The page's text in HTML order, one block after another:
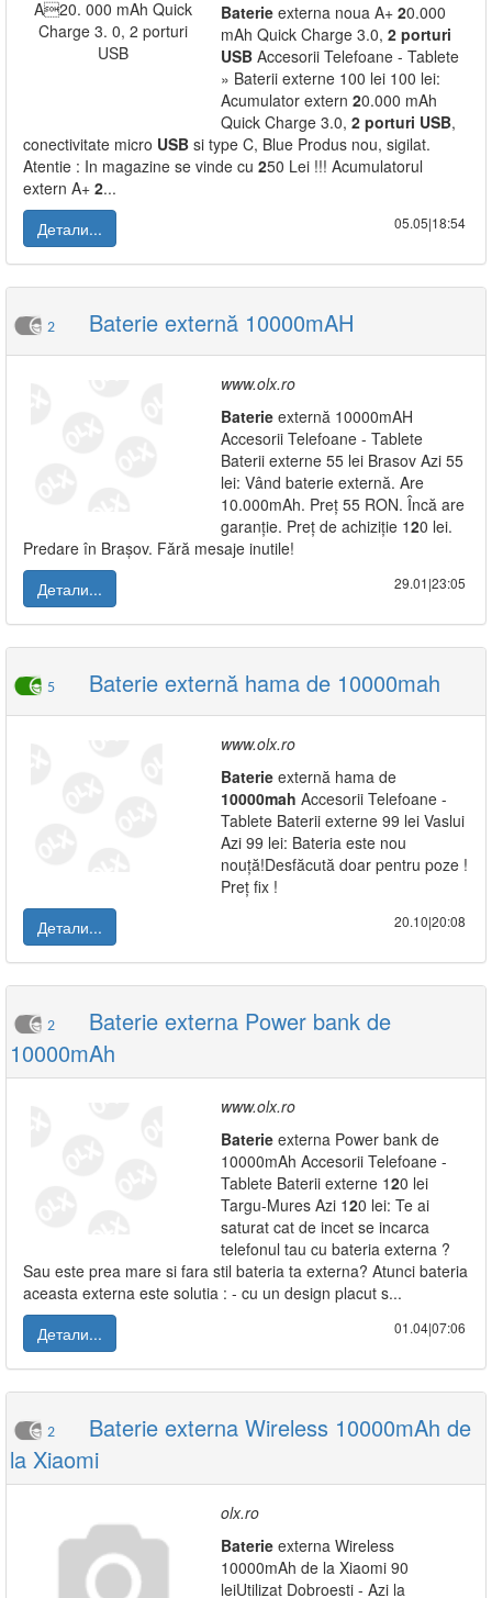
Baterie externa noua A+ 20.000
mAh Quick Charge 3.0, 2 porturi
USB Accesorii Telefoane - Tablete
» Baterii externe 100 lei 100 lei:
Acumulator extern 20.000 mAh
Quick Charge 3.0, 2 porturi USB,
conectivitate micro USB si type C, Blue Produs nou, sigilat.
Atentie : In magazine se vinde cu 250 Lei !!! Acumulatorul
extern A+ 2...
Детали...
05.05|18:54
2 Baterie externă 10000mAH
www.olx.ro
Baterie externă 10000mAH
Accesorii Telefoane - Tablete
Baterii externe 55 lei Brasov Azi 55
lei: Vând baterie externă. Are
10.000mAh. Preț 55 RON. Încă are
garanție. Preț de achiziție 120 lei.
Predare în Brașov. Fără mesaje inutile!
Детали...
29.01|23:05
5 Baterie externă hama de 10000mah
www.olx.ro
Baterie externă hama de
10000mah Accesorii Telefoane -
Tablete Baterii externe 99 lei Vaslui
Azi 99 lei: Bateria este nou
nouță!Desfăcută doar pentru poze !
Preț fix !
Детали...
20.10|20:08
2
Baterie externa Power bank de
10000mAh
www.olx.ro
Baterie externa Power bank de
10000mAh Accesorii Telefoane -
Tablete Baterii externe 120 lei
Targu-Mures Azi 120 lei: Te ai
saturat cat de incet se incarca
telefonul tau cu bateria externa ?
Sau este prea mare si fara stil bateria ta externa? Atunci bateria
aceasta externa este solutia : - cu un design placut s...
Детали...
01.04|07:06
2
Baterie externa Wireless 10000mAh de
la Xiaomi
olx.ro
Baterie externa Wireless
10000mAh de la Xiaomi 90
leiUtilizat Dobroesti - Azi la